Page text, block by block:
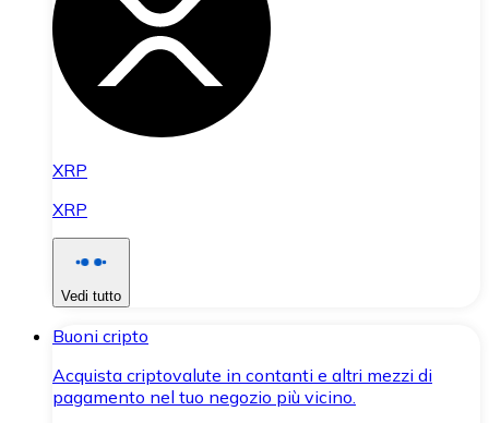
XRP
XRP
Vedi tutto
Buoni cripto
Acquista criptovalute in contanti e altri mezzi di
pagamento nel tuo negozio più vicino.